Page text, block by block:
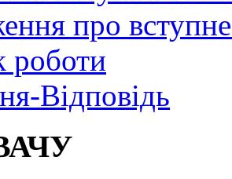
про
роботи
Відповідь